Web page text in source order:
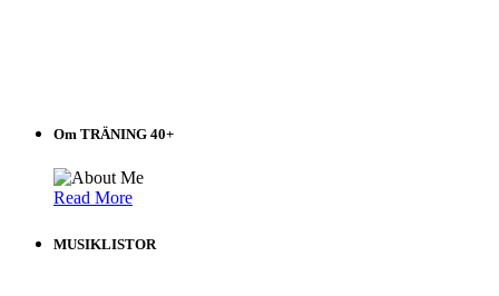
Om TRÄNING 40+
Read More
MUSIKLISTOR